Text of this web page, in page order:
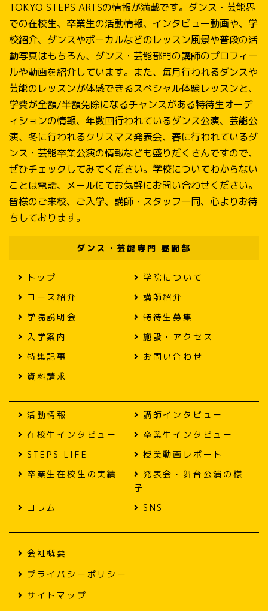
TOKYO STEPS ARTSの情報が満載です。ダンス・芸能界
での在校生、卒業生の活動情報、インタビュー動画や、学
校紹介、ダンスやボーカルなどのレッスン風景や普段の活
動写真はもちろん、ダンス・芸能部門の講師のプロフィー
ルや動画を紹介しています。また、毎月行われるダンスや
芸能のレッスンが体感できるスペシャル体験レッスンと、
学費が全額/半額免除になるチャンスがある特待生オーデ
ィションの情報、年数回行われているダンス公演、芸能公
演、冬に行われるクリスマス発表会、春に行われているダ
ンス・芸能卒業公演の情報なども盛りだくさんですので、
ぜひチェックしてみてください。学校についてわからない
ことは電話、メールにてお気軽にお問い合わせください。
皆様のご来校、ご入学、講師・スタッフ一同、心よりお待
ちしております。
ダンス・芸能専門 昼間部
トップ
学院について
コース紹介
講師紹介
学院説明会
特待生募集
入学案内
施設・アクセス
特集記事
お問い合わせ
資料請求
活動情報
講師インタビュー
在校生インタビュー
卒業生インタビュー
STEPS LIFE
授業動画レポート
卒業生在校生の実績
発表会・舞台公演の様
子
コラム
SNS
会社概要
プライバシーポリシー
サイトマップ